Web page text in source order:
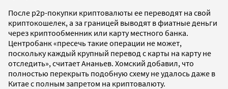
После p2p-покупки криптовалюты ее переводят на свой
криптокошелек, а за границей выводят в фиатные деньги
через криптообменник или карту местного банка.
Центробанк «пресечь такие операции не может,
поскольку каждый крупный перевод с карты на карту не
отследить», считает Ананьев. Хомский добавил, что
полностью перекрыть подобную схему не удалось даже в
Китае с полным запретом на криптовалюту.